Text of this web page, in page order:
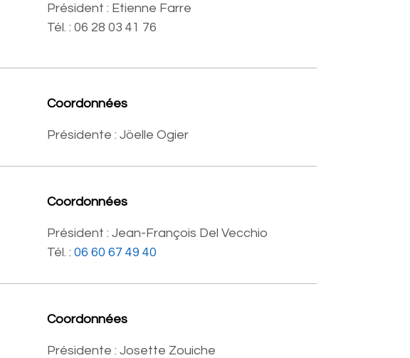
Président : Etienne Farre
Tél. : 06 28 03 41 76
Coordonnées
Présidente : Jöelle Ogier
Coordonnées
Président : Jean-François Del Vecchio
Tél. :06 60 67 49 40
Coordonnées
Présidente : Josette Zouiche